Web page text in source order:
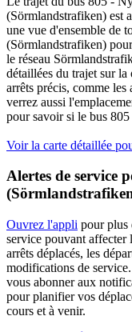
(Sörmlandstrafiken) est
une vue d'ensemble de
(Sörmlandstrafiken)
le réseau
détaillées du trajet sur la
arrêts précis, comme les
verrez aussi
pour savoir si le bus
Voir la carte détaillée
Alertes de service
Ouvrez l'appli pour plus
service pouvant affecter
arrêts déplacés, les
modifications de service.
vous abonner aux
pour planifier vos
cours et à venir.